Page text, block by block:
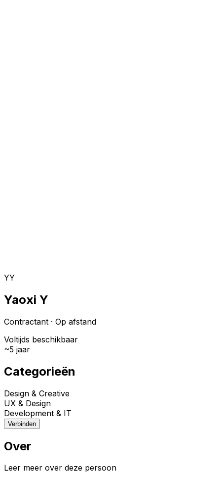
YY
Yaoxi Y
Contractant · Op afstand
Voltijds beschikbaar
~5 jaar
Categorieën
Design & Creative
UX & Design
Development & IT
Verbinden
Over
Leer meer over deze persoon